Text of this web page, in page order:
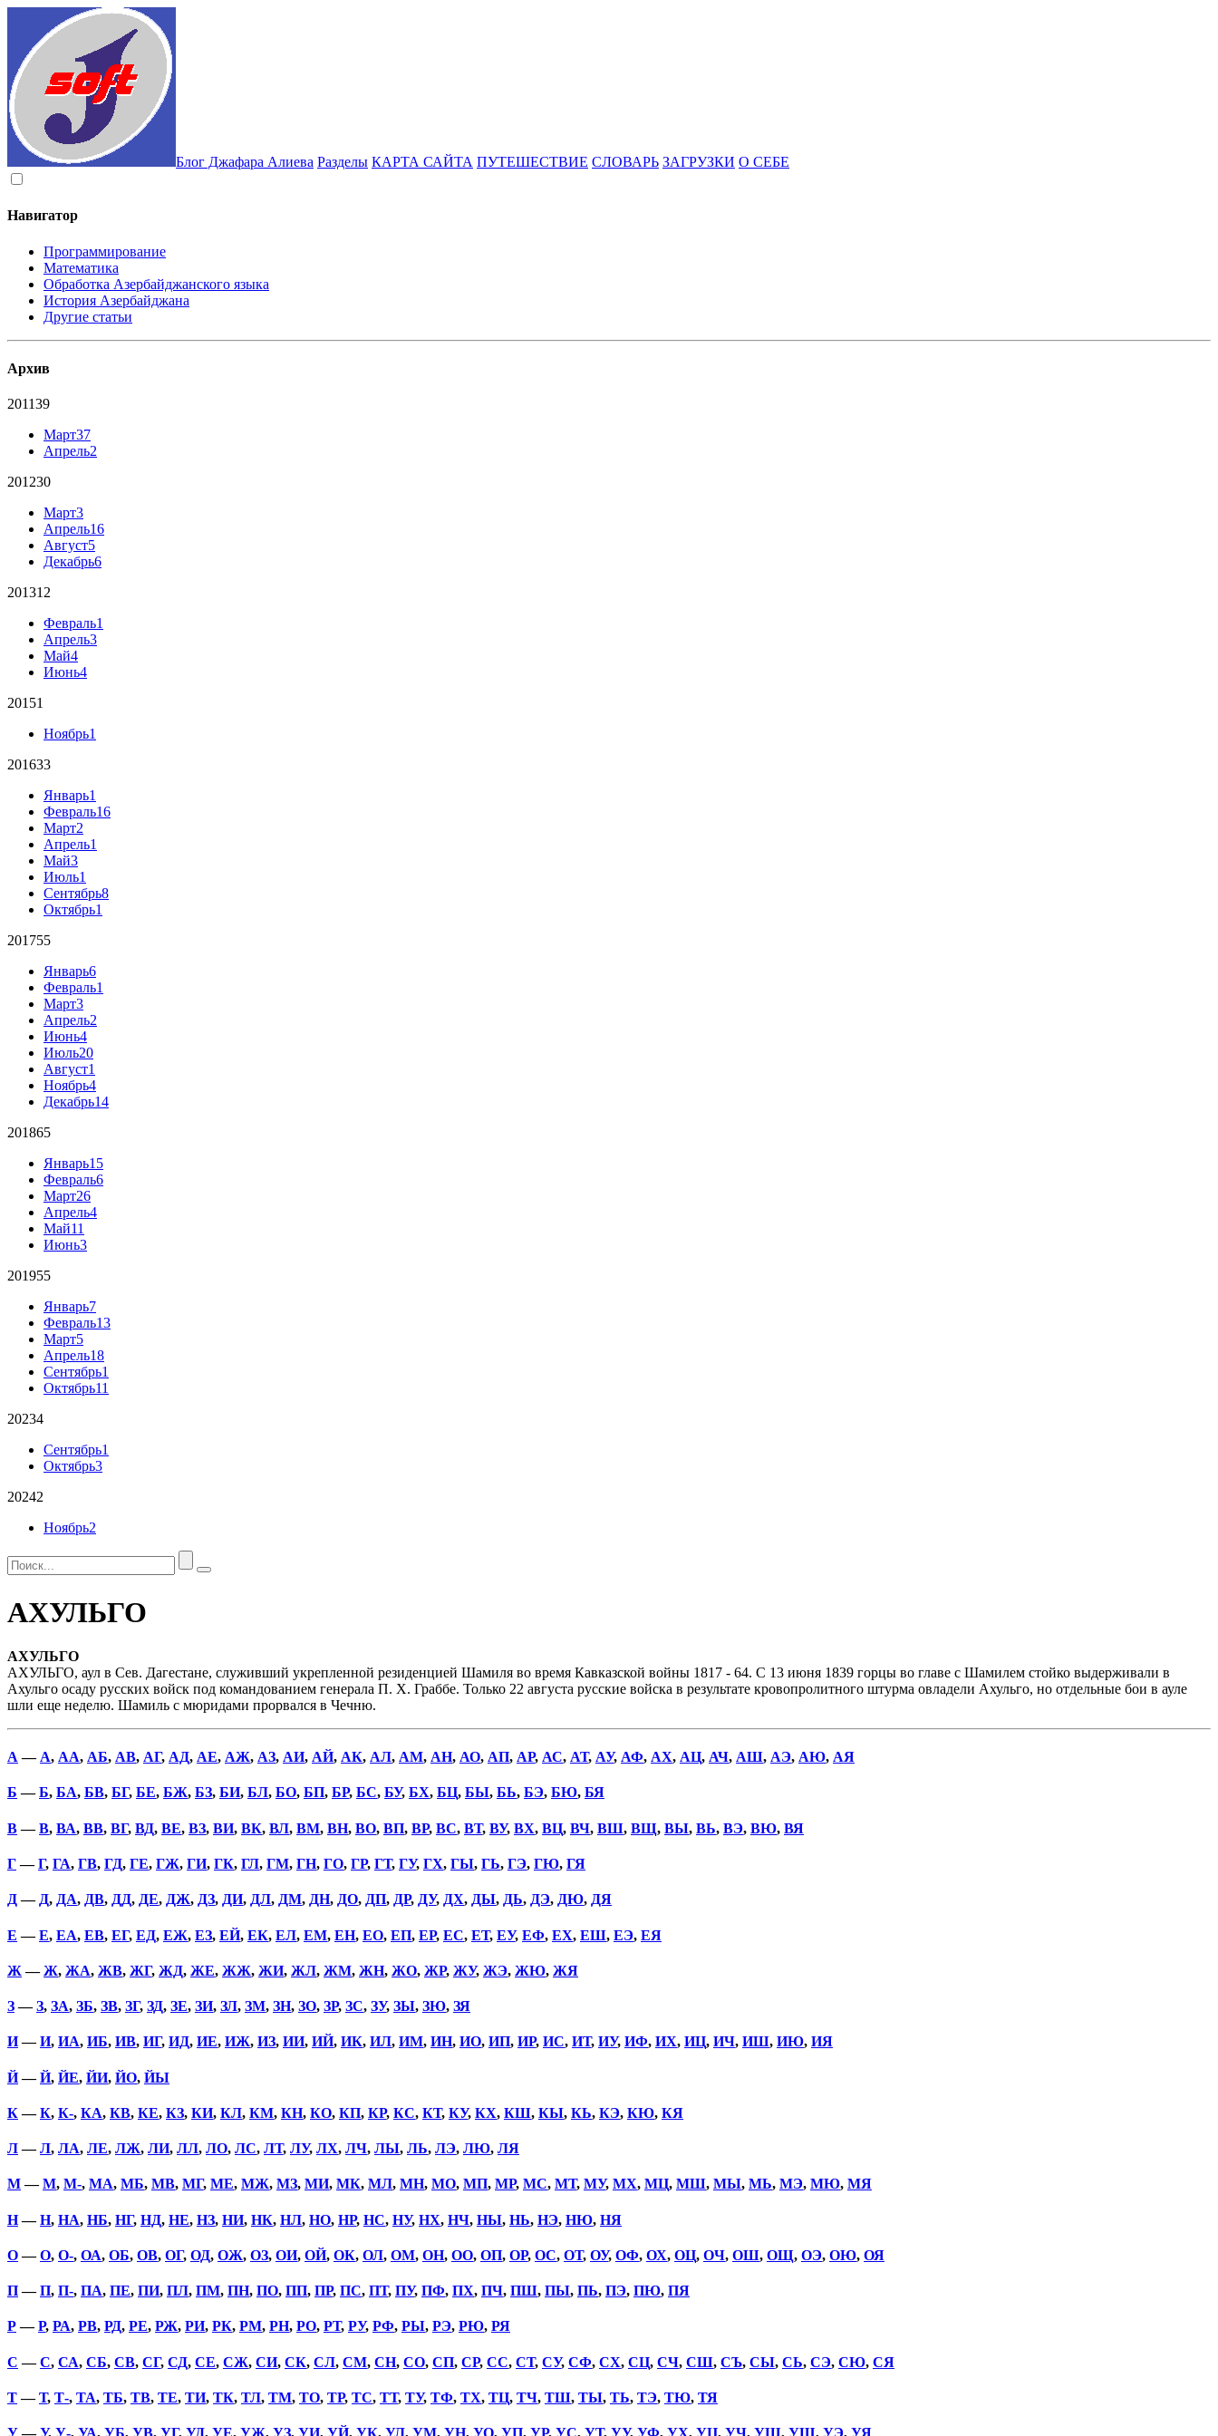
Блог Джафара Алиева Разделы КАРТА САЙТА ПУТЕШЕСТВИЕ СЛОВАРЬ ЗАГРУЗКИ О СЕБЕ
Навигатор
Программирование
Математика
Обработка Азербайджанского языка
История Азербайджана
Другие статьи
Архив
201139
Март37
Апрель2
201230
Март3
Апрель16
Август5
Декабрь6
201312
Февраль1
Апрель3
Май4
Июнь4
20151
Ноябрь1
201633
Январь1
Февраль16
Март2
Апрель1
Май3
Июль1
Сентябрь8
Октябрь1
201755
Январь6
Февраль1
Март3
Апрель2
Июнь4
Июль20
Август1
Ноябрь4
Декабрь14
201865
Январь15
Февраль6
Март26
Апрель4
Май11
Июнь3
201955
Январь7
Февраль13
Март5
Апрель18
Сентябрь1
Октябрь11
20234
Сентябрь1
Октябрь3
20242
Ноябрь2
АХУЛЬГО
АХУЛЬГО
АХУЛЬГО, аул в Сев. Дагестане, служивший укрепленной резиденцией Шамиля во время Кавказской войны 1817 - 64. С 13 июня 1839 горцы во главе с Шамилем стойко выдерживали в
Ахульго осаду русских войск под командованием генерала П. Х. Граббе. Только 22 августа русские войска в результате кровопролитного штурма овладели Ахульго, но отдельные бои в ауле
шли еще неделю. Шамиль с мюридами прорвался в Чечню.
А — А, АА, АБ, АВ, АГ, АД, АЕ, АЖ, АЗ, АИ, АЙ, АК, АЛ, АМ, АН, АО, АП, АР, АС, АТ, АУ, АФ, АХ, АЦ, АЧ, АШ, АЭ, АЮ, АЯ
Б —Б, БА, БВ, БГ, БЕ, БЖ, БЗ, БИ, БЛ, БО, БП, БР, БС, БУ, БХ, БЦ, БЫ, БЬ, БЭ, БЮ, БЯ
В—В, ВА, ВВ, ВГ, ВД, ВЕ, ВЗ, ВИ, ВК, ВЛ, ВМ, ВН, ВО, ВП, ВР, ВС, ВТ, ВУ, ВХ, ВЦ, ВЧ, ВШ, ВЩ, ВЫ, ВЬ, ВЭ, ВЮ, ВЯ
Г—Г, ГА, ГВ, ГД, ГЕ, ГЖ, ГИ, ГК, ГЛ, ГМ, ГН, ГО, ГР, ГТ, ГУ, ГХ, ГЫ, ГЬ, ГЭ, ГЮ, ГЯ
Д— Д, ДА, ДВ, ДД, ДЕ, ДЖ, ДЗ, ДИ, ДЛ, ДМ, ДН, ДО, ДП, ДР, ДУ, ДХ, ДЫ, ДЬ, ДЭ, ДЮ, ДЯ
Е —Е, ЕА, ЕВ, ЕГ, ЕД, ЕЖ, ЕЗ, ЕЙ, ЕК, ЕЛ, ЕМ, ЕН, ЕО, ЕП, ЕР, ЕС, ЕТ, ЕУ, ЕФ, ЕХ, ЕШ, ЕЭ, ЕЯ
Ж —Ж, ЖА, ЖВ, ЖГ, ЖД, ЖЕ, ЖЖ, ЖИ, ЖЛ, ЖМ, ЖН, ЖО, ЖР, ЖУ, ЖЭ, ЖЮ, ЖЯ
З—З, ЗА, ЗБ, ЗВ, ЗГ, ЗД, ЗЕ, ЗИ, ЗЛ, ЗМ, ЗН, ЗО, ЗР, ЗС, ЗУ, ЗЫ, ЗЮ, ЗЯ
И—И, ИА, ИБ, ИВ, ИГ, ИД, ИЕ, ИЖ, ИЗ, ИИ, ИЙ, ИК, ИЛ, ИМ, ИН, ИО, ИП, ИР, ИС, ИТ, ИУ, ИФ, ИХ, ИЦ, ИЧ, ИШ, ИЮ, ИЯ
Й—Й, ЙЕ, ЙИ, ЙО, ЙЫ
К—К, К-, КА, КВ, КЕ, КЗ, КИ, КЛ, КМ, КН, КО, КП, КР, КС, КТ, КУ, КХ, КШ, КЫ, КЬ, КЭ, КЮ, КЯ
Л—Л, ЛА, ЛЕ, ЛЖ, ЛИ, ЛЛ, ЛО, ЛС, ЛТ, ЛУ, ЛХ, ЛЧ, ЛЫ, ЛЬ, ЛЭ, ЛЮ, ЛЯ
М—М, М-, МА, МБ, МВ, МГ, МЕ, МЖ, МЗ, МИ, МК, МЛ, МН, МО, МП, МР, МС, МТ, МУ, МХ, МЦ, МШ, МЫ, МЬ, МЭ, МЮ, МЯ
Н—Н, НА, НБ, НГ, НД, НЕ, НЗ, НИ, НК, НЛ, НО, НР, НС, НУ, НХ, НЧ, НЫ, НЬ, НЭ, НЮ, НЯ
О—О, О-, ОА, ОБ, ОВ, ОГ, ОД, ОЖ, ОЗ, ОИ, ОЙ, ОК, ОЛ, ОМ, ОН, ОО, ОП, ОР, ОС, ОТ, ОУ, ОФ, ОХ, ОЦ, ОЧ, ОШ, ОЩ, ОЭ, ОЮ, ОЯ
П—П, П-, ПА, ПЕ, ПИ, ПЛ, ПМ, ПН, ПО, ПП, ПР, ПС, ПТ, ПУ, ПФ, ПХ, ПЧ, ПШ, ПЫ, ПЬ, ПЭ, ПЮ, ПЯ
Р—Р, РА, РВ, РД, РЕ, РЖ, РИ, РК, РМ, РН, РО, РТ, РУ, РФ, РЫ, РЭ, РЮ, РЯ
С —С, СА, СБ, СВ, СГ, СД, СЕ, СЖ, СИ, СК, СЛ, СМ, СН, СО, СП, СР, СС, СТ, СУ, СФ, СХ, СЦ, СЧ, СШ, СЪ, СЫ, СЬ, СЭ, СЮ, СЯ
Т—Т, Т-, ТА, ТБ, ТВ, ТЕ, ТИ, ТК, ТЛ, ТМ, ТО, ТР, ТС, ТТ, ТУ, ТФ, ТХ, ТЦ, ТЧ, ТШ, ТЫ, ТЬ, ТЭ, ТЮ, ТЯ